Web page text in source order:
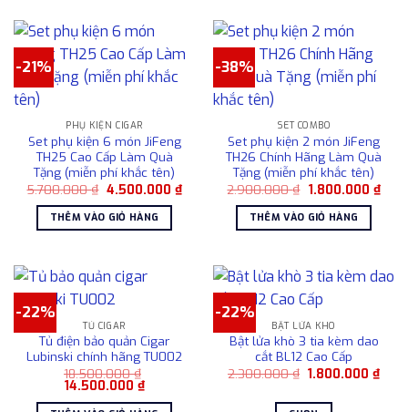
này
có
nhiều
biến
Các
tùy
chọn
có
thể
được
trang
sản
phẩm
-21%
PHỤ KIỆN CIGAR
Set phụ kiện 6 món JiFeng
TH25 Cao Cấp Làm Quà
Tặng (miễn phí khắc tên)
5.700.000₫ Giá
là:
5.700.000 ₫.
4.500.000 ₫Giá
hiện
4.500.000 ₫.
THÊM VÀO GIỎ HÀNG
-38%
SET COMBO
Set phụ kiện 2 món JiFeng
TH26 Chính Hãng Làm Quà
Tặng (miễn phí khắc tên)
2.900.000₫ Giá
là:
2.900.000 ₫.
1.800.000 ₫Giá
hiện
THÊM VÀO GIỎ HÀNG
-22%
TỦ CIGAR
Tủ điện bảo quản Cigar
Lubinski chính hãng TU002
18.500.000₫
Giá
là:
14.500.000 ₫Giá
hiện
tại
-22%
BẬT LỬA KHÒ
Bật lửa khò 3 tia kèm dao
cắt BL12 Cao Cấp
2.300.000₫ Giá
2.300.000 ₫.
1.800.000₫Giá
hiện